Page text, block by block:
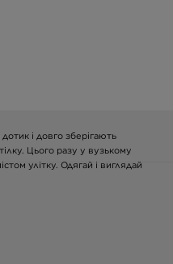
і довго зберігають
Цього разу у вузькому
улітку. Одягай і виглядай